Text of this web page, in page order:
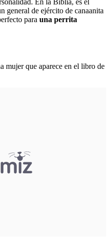
general de ejército de canaanita
para una perrita
mujer que aparece en el libro de